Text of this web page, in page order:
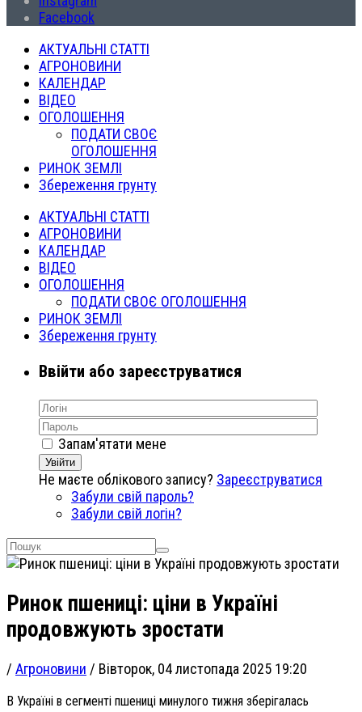
Facebook
АКТУАЛЬНІ СТАТТІ
АГРОНОВИНИ
КАЛЕНДАР
ВІДЕО
ОГОЛОШЕННЯ
ПОДАТИ СВОЄ
ОГОЛОШЕННЯ
РИНОК ЗЕМЛІ
Збереження грунту
АКТУАЛЬНІ СТАТТІ
АГРОНОВИНИ
КАЛЕНДАР
ВІДЕО
ОГОЛОШЕННЯ
ПОДАТИ СВОЄ ОГОЛОШЕННЯ
РИНОК ЗЕМЛІ
Збереження грунту
Ввійти або зареєструватися
Запам'ятати мене
Увійти
Не маєте облікового запису? Зареєструватися
Забули свій пароль?
Забули свій логін?
Ринок пшениці: ціни в Україні
продовжують зростати
/ Агроновини / Вівторок, 04 листопада 2025 19:20
В Україні в сегменті пшениці минулого тижня зберігалась